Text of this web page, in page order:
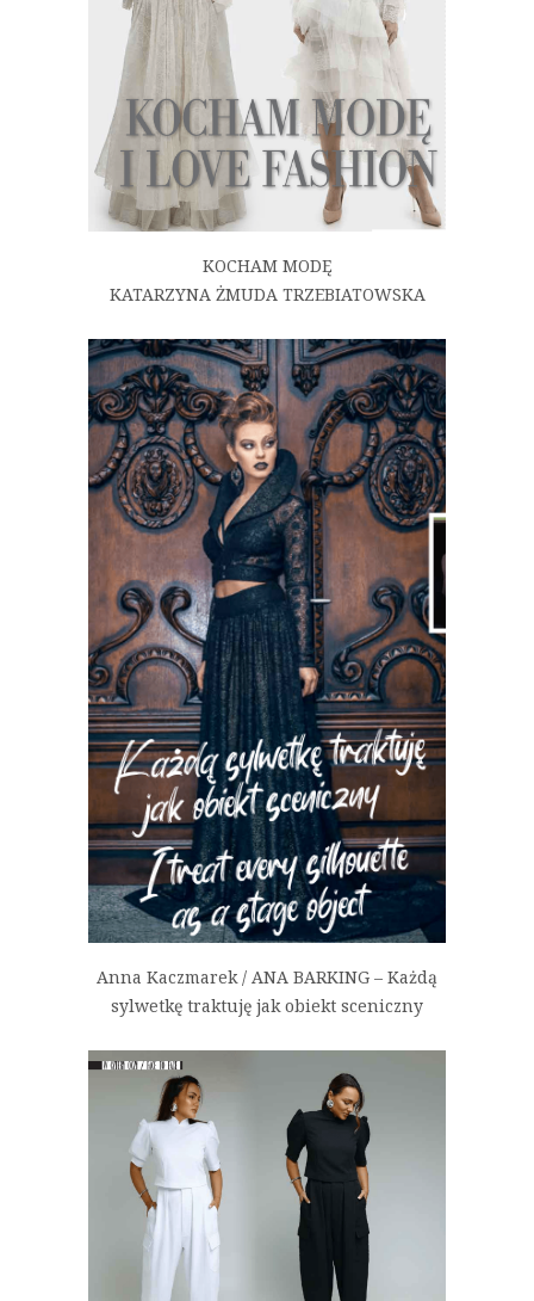
KOCHAM MODĘ
KATARZYNA ŻMUDA TRZEBIATOWSKA
Anna Kaczmarek / ANA BARKING – Każdą
sylwetkę traktuję jak obiekt sceniczny